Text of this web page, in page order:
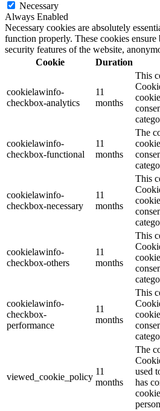
Necessary
Always Enabled
Necessary cookies are absolutely
function properly. These cookies
security features of the website,
Cookie
Duration
cookielawinfo-
checkbox-analytics
11
months
This
cookielawinfo-
checkbox-functional
11
months
The
cookielawinfo-
checkbox-necessary
11
months
This
cookielawinfo-
checkbox-others
11
months
This
cookielawinfo-
checkbox-
performance
11
months
This
viewed_cookie_policy
11
months
The
used
has